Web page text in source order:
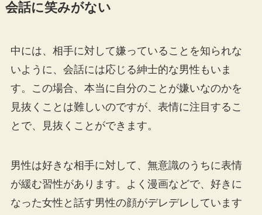
会話に笑みがない
中には、相手に対して嫌っていることを知られな
いように、会話には応じる紳士的な男性もいま
す。この場合、本当に自分のことが嫌いなのかを
見抜くことは難しいのですが、表情に注目するこ
とで、見抜くことができます。
男性は好きな相手に対して、無意識のうちに表情
が緩む習性があります。よく漫画などで、好きに
なった女性と話す男性の顔がデレデレしています